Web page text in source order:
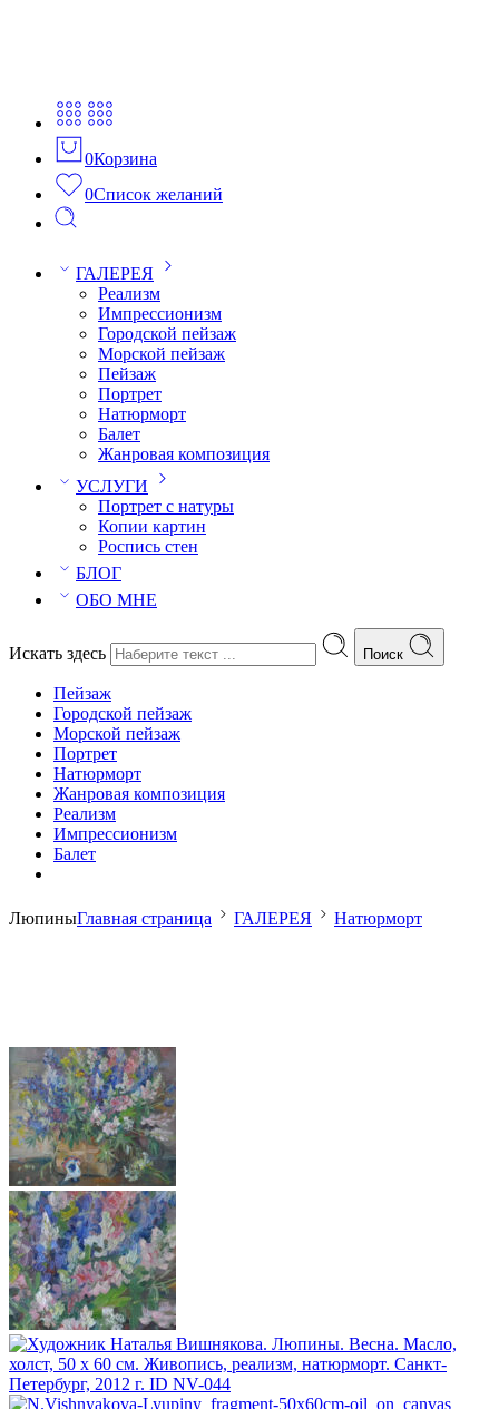
0Корзина
0Список желаний
ГАЛЕРЕЯ
Реализм
Импрессионизм
Городской пейзаж
Морской пейзаж
Пейзаж
Портрет
Натюрморт
Балет
Жанровая композиция
УСЛУГИ
Портрет с натуры
Копии картин
Роспись стен
БЛОГ
ОБО МНЕ
Искать здесь Поиск
Пейзаж
Городской пейзаж
Морской пейзаж
Портрет
Натюрморт
Жанровая композиция
Реализм
Импрессионизм
Балет
ЛюпиныГлавная страница ГАЛЕРЕЯ Натюрморт